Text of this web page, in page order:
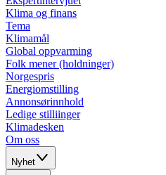
Klima og finans
Tema
Klimamål
Global oppvarming
Folk mener (holdninger)
Norgespris
Energiomstilling
Annonsørinnhold
Ledige stilliinger
Klimadesken
Om oss
Nyhet